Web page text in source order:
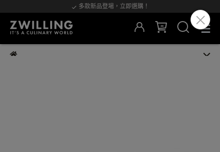
多款新品登場，立即選購！